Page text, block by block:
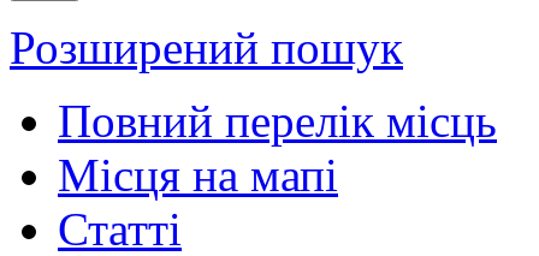
Розширений пошук
Повний перелік місць
Місця на мапі
Статті